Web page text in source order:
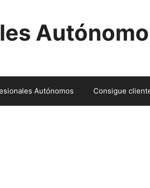
Autónomos Consigue